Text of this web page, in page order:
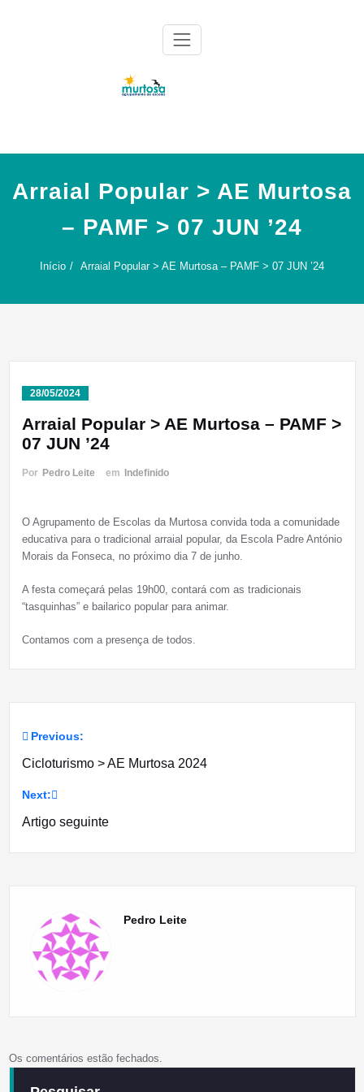
Arraial Popular > AE Murtosa
– PAMF > 07 JUN ’24
Início Arraial Popular > AE Murtosa – PAMF > 07 JUN ’24
28/05/2024
Arraial Popular > AE Murtosa – PAMF >
07 JUN ’24
Por Pedro Leite em Indefinido
O Agrupamento de Escolas da Murtosa convida toda a comunidade
educativa para o tradicional arraial popular, da Escola Padre António
Morais da Fonseca, no próximo dia 7 de junho.
A festa começará pelas 19h00, contará com as tradicionais
“tasquinhas” e bailarico popular para animar.
Contamos com a presença de todos.
Navegação
artigos
Previous:
Cicloturismo > AE Murtosa 2024
Next:
Artigo seguinte
Pedro Leite
Os comentários estão fechados.